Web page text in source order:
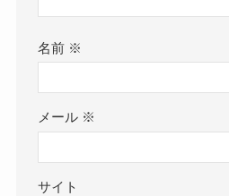
名前 ※
メール ※
サイト